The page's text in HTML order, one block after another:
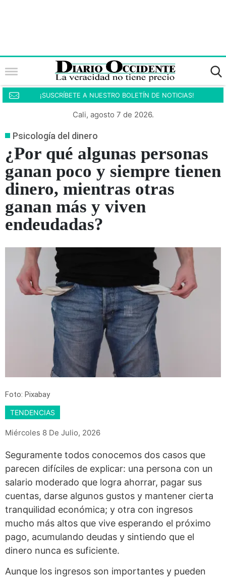
¡SUSCRÍBETE A NUESTRO BOLETÍN DE NOTICIAS!
Cali, agosto 7 de 2026.
Psicología del dinero
¿Por qué algunas personas
ganan poco y siempre tienen
dinero, mientras otras
ganan más y viven
endeudadas?
Foto: Pixabay
TENDENCIAS
Miércoles 8 De Julio, 2026
Seguramente todos conocemos dos casos que
parecen difíciles de explicar: una persona con un
salario moderado que logra ahorrar, pagar sus
cuentas, darse algunos gustos y mantener cierta
tranquilidad económica; y otra con ingresos
mucho más altos que vive esperando el próximo
pago, acumulando deudas y sintiendo que el
dinero nunca es suficiente.
Aunque los ingresos son importantes y pueden